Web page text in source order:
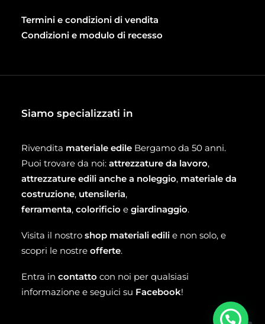
Termini e condizioni di vendita
Condizioni e modulo di recesso
Siamo specializzati in
Rivendita materiale edile Bergamo da 50 anni.
Puoi trovare da noi: attrezzature da lavoro,
attrezzature edili anche a noleggio, materiale da
costruzione, utensileria,
ferramenta, colorificio e giardinaggio.
Visita il nostro shop materiali edili e non solo, e
scopri le nostre offerte.
Entra in contatto con noi per qualsiasi
informazione e seguici su Facebook!